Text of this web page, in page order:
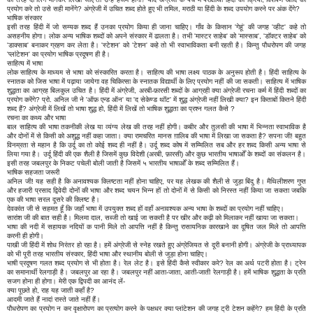
प्रयोग करे तो उसे सही मानेंगे? अंग्रेजी में उचित शब्द होते हुए भी तमिल, मराठी या हिंदी के शब्द उपयोग करने पर अंक देंगे?
भाषिक संस्कार
इसी तरह हिंदी में जो सम्यक शब्द हैं उनका प्रयोग किया ही जाना चाहिए। गाँव के किसान 'गेहूं' की जगह 'व्हीट' कहे तो
असहनीय होगा। लोक अन्य भाषिक शब्दों को अपने संस्कार में ढालता है। तभी 'मास्टर साहेब' को 'मास्साब', 'डॉक्टर साहेब' को
'डाक्साब' बनाकर ग्रहण कर लेता है। 'स्टेशन' को 'टेशन' कहे तो भी स्वाभाविकता बनी रहती है। किन्तु पौधरोपण की जगह
'प्लांटेशन' का प्रयोग भाषिक प्रदूषण ही है।
साहित्य में भाषा
लोक साहित्य के माध्यम से भाषा को संस्कारित करता है। साहित्य की भाषा लक्ष्य पाठक के अनुरूप होती है। हिंदी साहित्य के
स्नातक को जिस भाषा में पढ़ाया जायेगा वह चिकित्सा के स्नातक विद्यार्थी के लिए प्रयोग नहीं की जा सकती। साहित्य में भाषिक
शुद्धता का आग्रह बिलकुल उचित है। हिंदी में अंग्रेजी, अरबी-फ़ारसी शब्दों के आग्रही क्या अंग्रेजी रचना कर्म में हिंदी शब्दों का
प्रयोग करेंगे? प्रो. अनिल जी ने 'ऑफ़ एन्ड ऑन' या 'द सेकेण्ड थॉट' में शुद्ध अंग्रेजी नहीं लिखी क्या? इन किताबों कितने हिंदी
शब्द हैं? अंग्रेजी में लिखें तो भाषा शुद्ध हो, हिंदी में लिखें तो भाषिक शुद्धता का प्रश्न गलत कैसे ?
रचना का कथ्य और भाषा
बाल साहित्य की भाषा तकनीकी लेख या व्यंग्य लेख की तरह नहीं होगी। कबीर और तुलसी की भाषा में भिन्नता स्वाभाविक है
और दोनों में से किसी को अशुद्ध नहीं कहा जाता। क्या रामचरित मानस ग़ालिब की भाषा में लिखा जा सकता है? सपना जी! बहुत
विनम्रता से महान है कि उर्दू का तो कोई शब्द ही नहीं है। उर्दू शब्द कोष में सम्मिलित सब और हर शब्द किसी अन्य भाषा से
लिया गया है। उर्दू हिंदी की एक शैली है जिसमें कुछ विदेशी (अरबी, फ़ारसी) और कुछ भारतीय भाषाओँ के शब्दों का संकलन है।
इसी तरह जबलपुर के निकट पचेली बोली जाती है जिसमें ५ भारतीय भाषाओँ के शब्द सम्मिलित हैं।
भाषिक सहजता जरूरी
अनिल जी! यह सही है कि अनावश्यक क्लिष्टता नहीं होना चाहिए, पर यह लेखक की शैली से जुड़ा बिंदु है। मैथिलीशरण गुप्त
और हजारी प्रसाद द्विवेदी दोनों की भाषा और शब्द चयन भिन्न हों तो दोनों में से किसी को निरस्त नहीं किया जा सकता जबकि
एक की भाषा सरल दूसरे की क्लिष्ट है।
देवकांत जी से सहमत हूँ कि जहाँ भाषा में उपयुक्त शब्द हों वहाँ अनावश्यक अन्य भाषा के शब्दों का प्रयोग नहीं चाहिए।
सारांश जी की बात सही है। मिलमा दाल, सब्जी तो खाई जा सकती है पर खीर और कढ़ी को मिलाकर नहीं खाया जा सकता।
भाषा की नदी में सहायक नदियों क पानी मिले तो आपत्ति नहीं है किन्तु रासायनिक कारखाने का दूषित जल मिले तो आपत्ति
करनी ही होगी।
पाखी जी हिंदी में शोध निरंतर हो रहा है। हमें अंग्रेजी से स्नेह रखते हुए अंग्रेजियत से दूरी बनानी होगी। अंग्रेजी के प्राध्यापक
को भी पूरी तरह भारतीय संस्कार, हिंदी भाषा और स्थानीय बोली से जुड़ा होना चाहिए।
भाषी प्रदूषण गलत शब्द प्रयोग से भी होता है। रेल लेट है। इसे हिंदी कैसे स्वीकार करे? रेल का अर्थ पटरी होता है। ट्रेन
का समानार्थी रेलगाड़ी है। जबलपुर आ रहा है। जबलपुर नहीं आता-जाता, आती-जाती रेलगाड़ी है। हमें भाषिक शुद्धता के प्रति
सजग होना ही होगा। मेरी एक द्विपदी का आनंद लें-
क्या पूछते हो, राह यह जाती कहाँ है?
आदमी जाते हैं नादां रास्ते जाते नहीं हैं।
पौधरोपण का प्रयोग न कर वृक्षारोपण का प्रत्योग करने के पक्षधर क्या प्लांटेशन की जगह ट्री टेशन कहेंगे? हम हिंदी के प्रति